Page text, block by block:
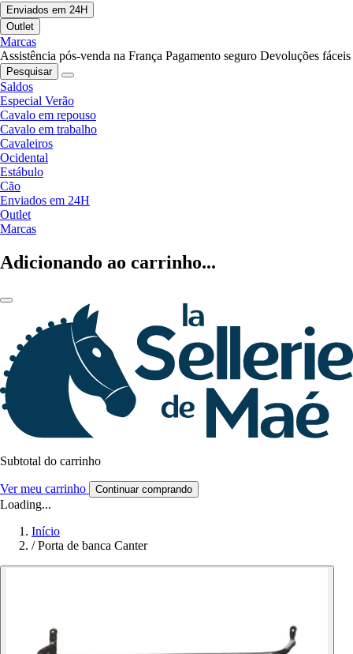
Enviados em 24H
Outlet
Marcas
Assistência pós-venda na França Pagamento seguro Devoluções fáceis
Pesquisar
Saldos
Especial Verão
Cavalo em repouso
Cavalo em trabalho
Cavaleiros
Ocidental
Estábulo
Cão
Enviados em 24H
Outlet
Marcas
Adicionando ao carrinho...
Subtotal do carrinho
Ver meu carrinho Continuar comprando
Loading...
Início
/ Porta de banca Canter